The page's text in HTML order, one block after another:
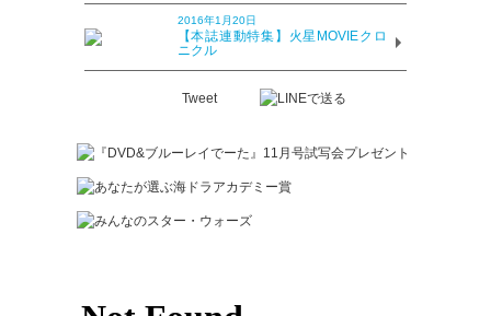
2016年1月20日
【本誌連動特集】火星MOVIEクロ
ニクル
Tweet